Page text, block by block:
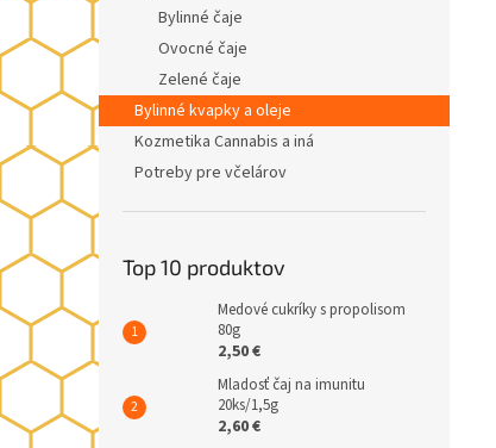
Bylinné čaje
Ovocné čaje
Zelené čaje
Bylinné kvapky a oleje
Kozmetika Cannabis a iná
Potreby pre včelárov
Top 10 produktov
Medové cukríky s propolisom
80g
2,50 €
Mladosť čaj na imunitu
20ks/1,5g
2,60 €